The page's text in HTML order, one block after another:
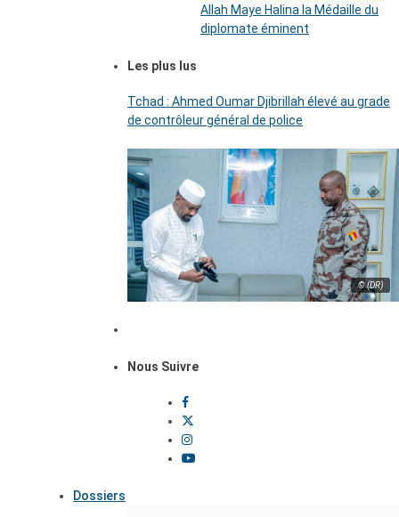
Allah Maye Halina la Médaille du
diplomate éminent
Les plus lus
Tchad : Ahmed Oumar Djibrillah élevé au grade
de contrôleur général de police
© (DR)
Nous Suivre
Dossiers